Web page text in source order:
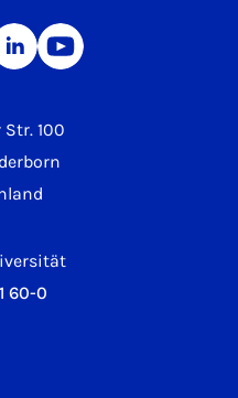
100
60-0